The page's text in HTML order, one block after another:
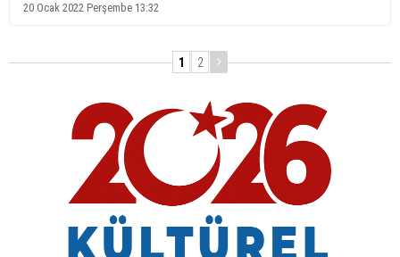
20 Ocak 2022 Perşembe 13:32
1 2